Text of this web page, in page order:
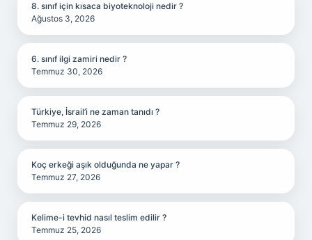
8. sınıf için kısaca biyoteknoloji nedir ?
Ağustos 3, 2026
6. sınıf ilgi zamiri nedir ?
Temmuz 30, 2026
Türkiye, İsrail’i ne zaman tanıdı ?
Temmuz 29, 2026
Koç erkeği aşık olduğunda ne yapar ?
Temmuz 27, 2026
Kelime-i tevhid nasıl teslim edilir ?
Temmuz 25, 2026